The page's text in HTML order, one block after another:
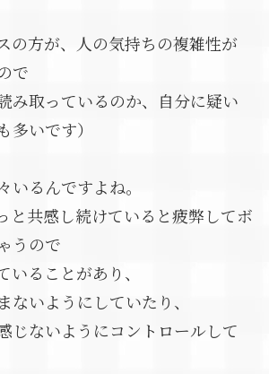
の方が、人の気持ちの複雑性が
で
み取っているのか、自分に疑い
多いです）
いるんですよね。
と共感し続けていると疲弊してボ
うので
ることがあり、
ないようにしていたり、
じないようにコントロールして